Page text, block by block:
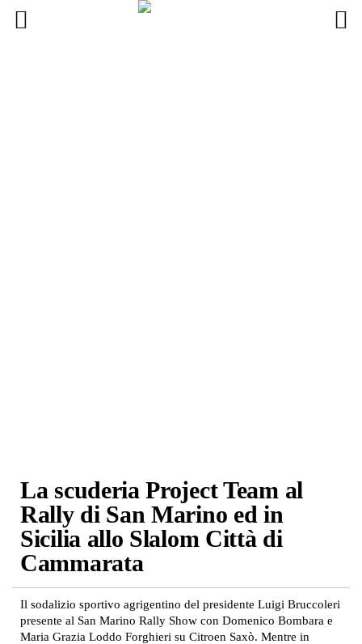
La scuderia Project Team al
Rally di San Marino ed in
Sicilia allo Slalom Città di
Cammarata
Il sodalizio sportivo agrigentino del presidente Luigi Bruccoleri
presente al San Marino Rally Show con Domenico Bombara e
Maria Grazia Loddo Forghieri su Citroen Saxò. Mentre in